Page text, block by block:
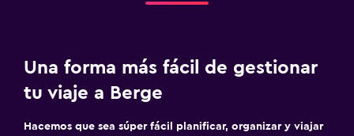
Una forma más fácil de gestionar
tu viaje a Berge
Hacemos que sea súper fácil planificar, organizar y viajar